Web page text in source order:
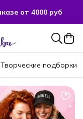
от 4000 руб
от 4000 руб
Творческие подборки